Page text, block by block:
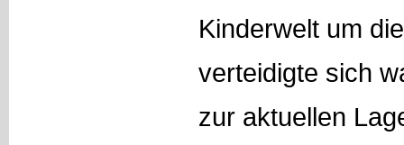
Kinderwelt um
verteidigte sich
zur aktuellen